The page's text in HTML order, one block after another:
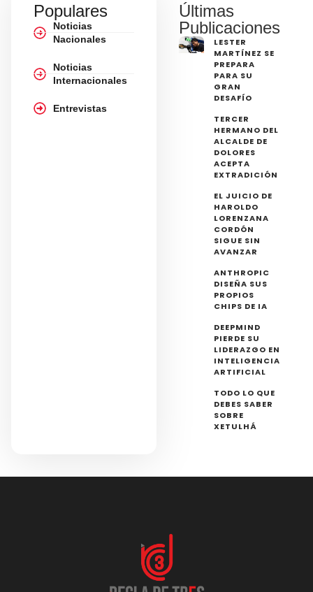
Populares
Noticias
Nacionales
Noticias
Internacionales
Entrevistas
Últimas
Publicaciones
LESTER
MARTÍNEZ SE
PREPARA
PARA SU
GRAN
DESAFÍO
TERCER
HERMANO DEL
ALCALDE DE
DOLORES
ACEPTA
EXTRADICIÓN
EL JUICIO DE
HAROLDO
LORENZANA
CORDÓN
SIGUE SIN
AVANZAR
ANTHROPIC
DISEÑA SUS
PROPIOS
CHIPS DE IA
DEEPMIND
PIERDE SU
LIDERAZGO EN
INTELIGENCIA
ARTIFICIAL
TODO LO QUE
DEBES SABER
SOBRE
XETULHÁ